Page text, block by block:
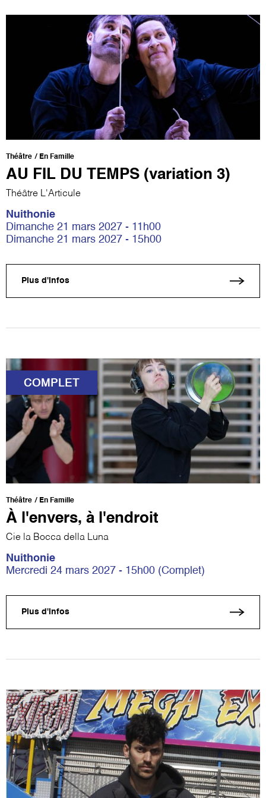
Théâtre En Famille
AU FIL DU TEMPS (variation 3)
Théâtre L'Articule
Nuithonie
Dimanche 21 mars 2027 - 11h00
Dimanche 21 mars 2027 - 15h00
Plus d'infos
COMPLET
Théâtre En Famille
À l'envers, à l'endroit
Cie la Bocca della Luna
Nuithonie
Mercredi 24 mars 2027 - 15h00 (Complet)
Plus d'infos